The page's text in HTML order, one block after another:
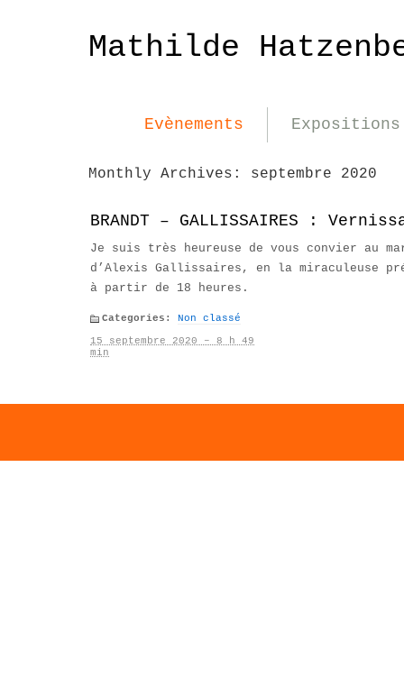
Mathilde
Evènements Expositions
Monthly Archives: septembre 2020
BRANDT – GALLISSAIRES :
Je suis très heureuse de vous convier au
d’Alexis Gallissaires, en la miraculeuse
à partir de 18 heures.
Categories: Non classé
15 septembre 2020 – 8 h 49
min